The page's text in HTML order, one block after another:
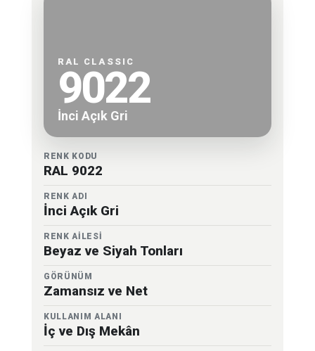
RAL CLASSIC
9022
İnci Açık Gri
RENK KODU
RAL 9022
RENK ADI
İnci Açık Gri
RENK AİLESİ
Beyaz ve Siyah Tonları
GÖRÜNÜM
Zamansız ve Net
KULLANIM ALANI
İç ve Dış Mekân